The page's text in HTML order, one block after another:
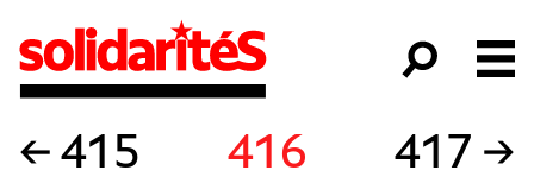
← 415 416 417 →